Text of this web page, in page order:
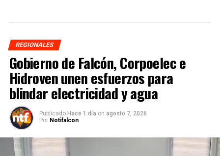
REGIONALES
Gobierno de Falcón, Corpoelec e
Hidroven unen esfuerzos para
blindar electricidad y agua
Publicado Hace 1 día on agosto 7, 2026
Por Notifalcon